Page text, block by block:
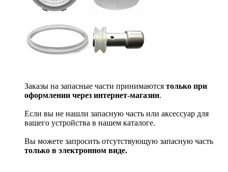
Заказы на запасные части принимаются только при
оформлении через интернет-магазин.
Если вы не нашли запасную часть или аксессуар для
вашего устройства в нашем каталоге.
Вы можете запросить отсутствующую запасную часть
только в электронном виде.